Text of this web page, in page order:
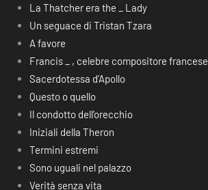
La Thatcher era the _ Lady
Un seguace di Tristan Tzara
A favore
Francis _ , celebre compositore francese
Sacerdotessa d’Apollo
Questo o quello
Il condotto dell’orecchio
Iniziali della Theron
Termini estremi
Sono uguali nel palazzo
Verità senza vita